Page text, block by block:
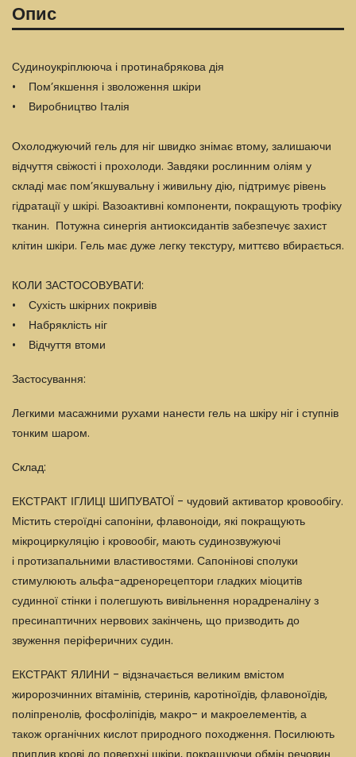
Опис
Судиноукріплююча і протинабрякова дія
• Пом’якшення і зволоження шкіри
• Виробництво Італія
Охолоджуючий гель для ніг швидко знімає втому, залишаючи
відчуття свіжості і прохолоди. Завдяки рослинним оліям у
складі має пом’якшувальну і живильну дію, підтримує рівень
гідратації у шкірі. Вазоактивні компоненти, покращують трофіку
тканин. Потужна синергія антиоксидантів забезпечує захист
клітин шкіри. Гель має дуже легку текстуру, миттєво вбирається.
КОЛИ ЗАСТОСОВУВАТИ:
• Сухість шкірних покривів
• Набряклість ніг
• Відчуття втоми
Застосування:
Легкими масажними рухами нанести гель на шкіру ніг і ступнів
тонким шаром.
Склад:
ЕКСТРАКТ ІГЛИЦІ ШИПУВАТОЇ - чудовий активатор кровообігу.
Містить стероїдні сапоніни, флавоноіди, які покращують
мікроциркуляцію і кровообіг, мають судинозвужуючі
і протизапальними властивостями. Сапонінові сполуки
стимулюють альфа-адренорецептори гладких міоцитів
судинної стінки і полегшують вивільнення норадреналіну з
пресинаптичних нервових закінчень, що призводить до
звуження періферичних судин.
ЕКСТРАКТ ЯЛИНИ - відзначається великим вмістом
жиророзчинних вітамінів, стеринів, каротіноїдів, флавоноїдів,
поліпренолів, фосфоліпідів, макро- и макроелементів, а
також органічних кислот природного походження. Посилюють
приплив крові до поверхні шкіри, покращуючи обмін речовин